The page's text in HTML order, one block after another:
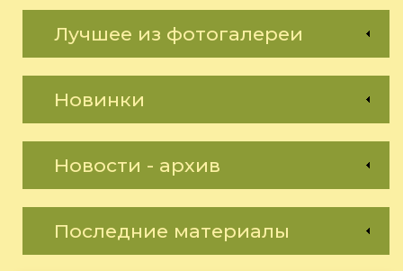
Лучшее из фотогалереи
Новинки
Новости - архив
Последние материалы